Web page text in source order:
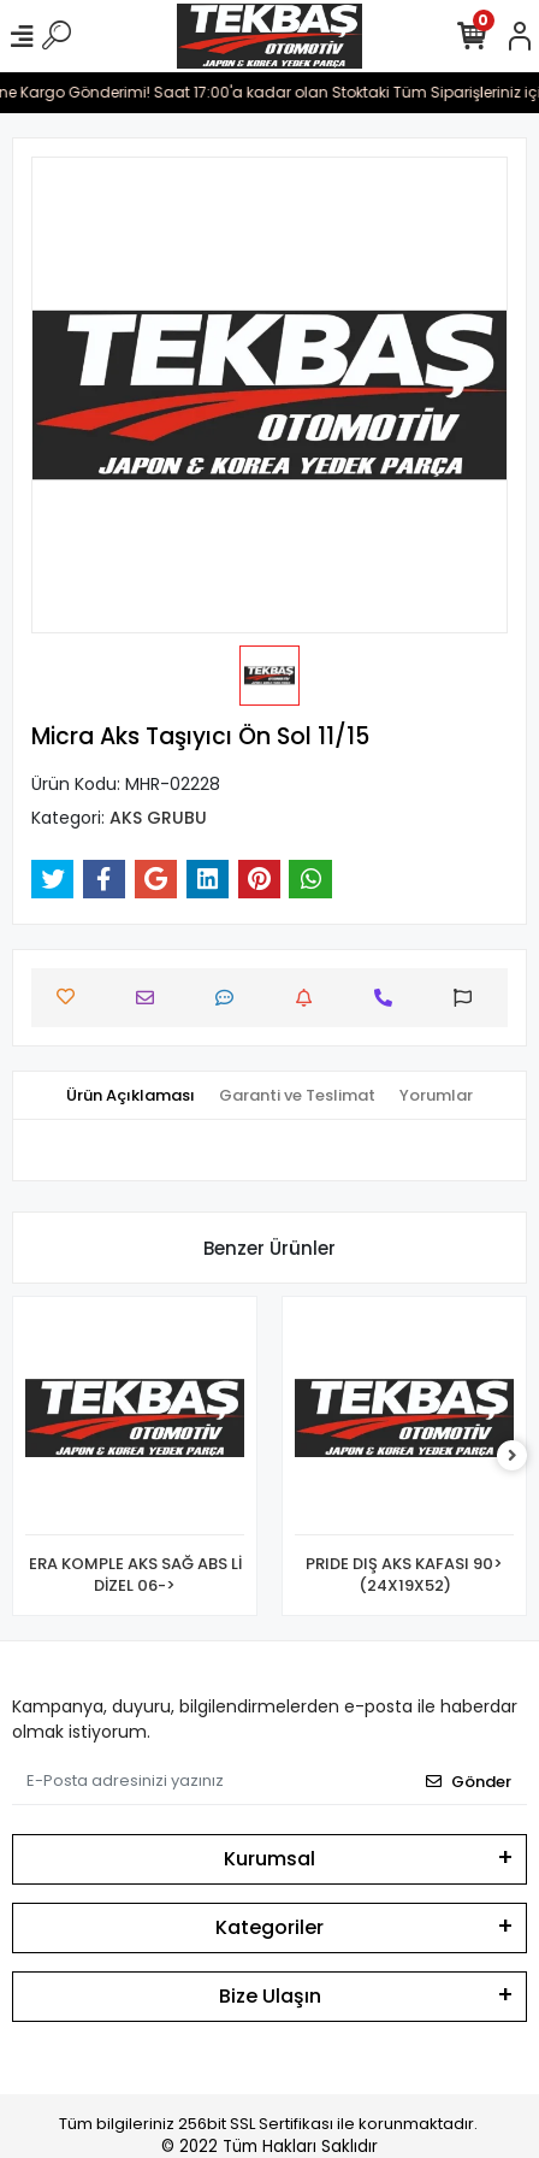
Kargo Gönderimi! Saat 17:00'a kadar olan Stoktaki Tüm Siparişleriniz
0
Micra Aks Taşıyıcı Ön Sol 11/15
Ürün Kodu: MHR-02228
Kategori: AKS GRUBU
Ürün Açıklaması Garanti ve Teslimat Yorumlar
Benzer Ürünler
ERA KOMPLE AKS SAĞ ABS Lİ
DİZEL 06->
PRIDE DIŞ AKS KAFASI 90>
(24X19X52)
Kampanya, duyuru, bilgilendirmelerden e-posta ile haberdar
olmak istiyorum.
Gönder
Kurumsal
Kategoriler
Bize Ulaşın
Tüm bilgileriniz 256bit SSL Sertifikası ile korunmaktadır.
© 2022 Tüm Hakları Saklıdır